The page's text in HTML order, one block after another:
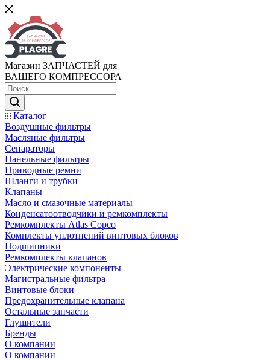
Магазин ЗАПЧАСТЕЙ для
ВАШЕГО КОМПРЕССОРА
Каталог
Воздушные фильтры
Масляные фильтры
Сепараторы
Панельные фильтры
Приводные ремни
Шланги и трубки
Клапаны
Масло и смазочные материалы
Конденсатоотводчики и ремкомплекты
Ремкомплекты Atlas Copco
Комплекты уплотнений винтовых блоков
Подшипники
Ремкомплекты клапанов
Электрические компоненты
Магистральные фильтра
Винтовые блоки
Предохранительные клапана
Остальные запчасти
Глушители
Бренды
О компании
О компании